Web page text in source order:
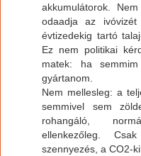
akkumulátorok.
odaadja az
évtizedekig tartó
Ez nem politikai
matek: ha
gyártanom.
Nem mellesleg: a
semmivel sem
rohangáló,
ellenkezőleg.
szennyezés, a CO2-